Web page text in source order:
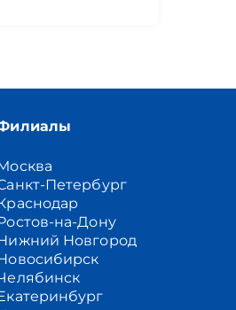
Петербург
на-Дону
Новгород